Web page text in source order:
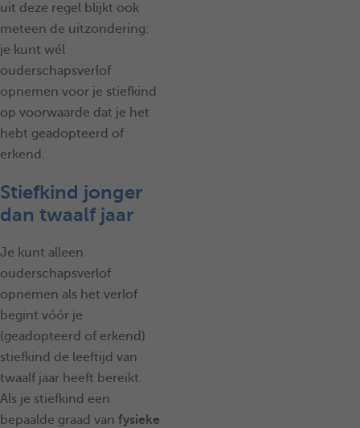
uit deze regel blijkt ook
meteen de uitzondering:
je kunt wél
ouderschapsverlof
opnemen voor je stiefkind
op voorwaarde dat je het
hebt geadopteerd of
erkend.
Stiefkind jonger
dan twaalf jaar
Je kunt alleen
ouderschapsverlof
opnemen als het verlof
begint vóór je
(geadopteerd of erkend)
stiefkind de leeftijd van
twaalf jaar heeft bereikt.
Als je stiefkind een
bepaalde graad van fysieke